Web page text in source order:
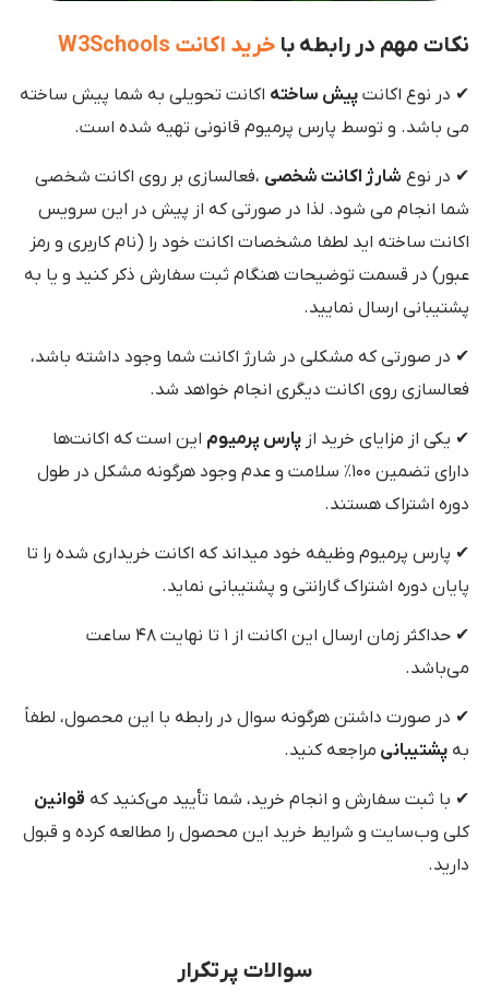
نکات مهم در رابطه با خرید اکانت W3Schools
✔ در نوع اکانت پیش ساخته اکانت تحویلی به شما پیش ساخته
می باشد. و توسط پارس پرمیوم قانونی تهیه شده است.
✔ در نوع شارژ اکانت شخصی ،فعالسازی بر روی اکانت شخصی
شما انجام می شود. لذا در صورتی که از پیش در این سرویس
اکانت ساخته اید لطفا مشخصات اکانت خود را (نام کاربری و رمز
عبور) در قسمت توضیحات هنگام ثبت سفارش ذکر کنید و یا به
پشتیبانی ارسال نمایید.
✔ در صورتی که مشکلی در شارژ اکانت شما وجود داشته باشد،
فعالسازی روی اکانت دیگری انجام خواهد شد.
✔ یکی از مزایای خرید از پارس پرمیوم این است که اکانت‌ها
دارای تضمین ۱۰۰٪ سلامت و عدم وجود هرگونه مشکل در طول
دوره اشتراک هستند.
✔ پارس پرمیوم وظیفه خود میداند که اکانت خریداری شده را تا
پایان دوره اشتراک گارانتی و پشتیبانی نماید.
✔ حداکثر زمان ارسال این اکانت از ۱ تا نهایت ۴۸ ساعت
می‌باشد.
✔ در صورت داشتن هرگونه سوال در رابطه با این محصول، لطفاً
به پشتیبانی مراجعه کنید.
✔ با ثبت سفارش و انجام خرید، شما تأیید می‌کنید که قوانین
کلی وب‌سایت و شرایط خرید این محصول را مطالعه کرده و قبول
دارید.
سوالات پرتکرار